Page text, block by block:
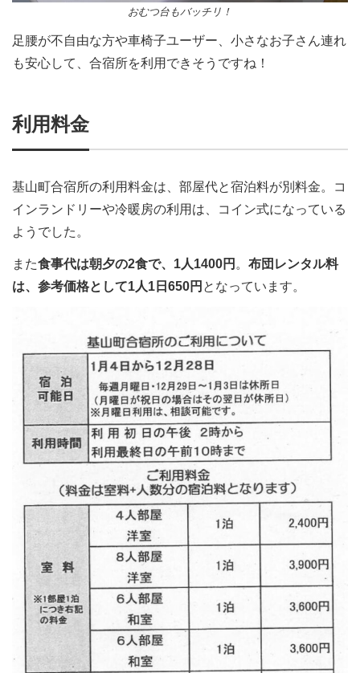
おむつ台もバッチリ！
足腰が不自由な方や車椅子ユーザー、小さなお子さん連れ
も安心して、合宿所を利用できそうですね！
利用料金
基山町合宿所の利用料金は、部屋代と宿泊料が別料金。コ
インランドリーや冷暖房の利用は、コイン式になっている
ようでした。
また食事代は朝夕の2食で、1人1400円 。 布団レンタル料
は、参考価格として1人1日650円 となっています。